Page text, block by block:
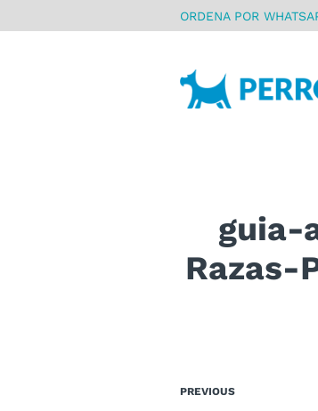
ORDENA POR
guia-
Razas-
PREVIOUS